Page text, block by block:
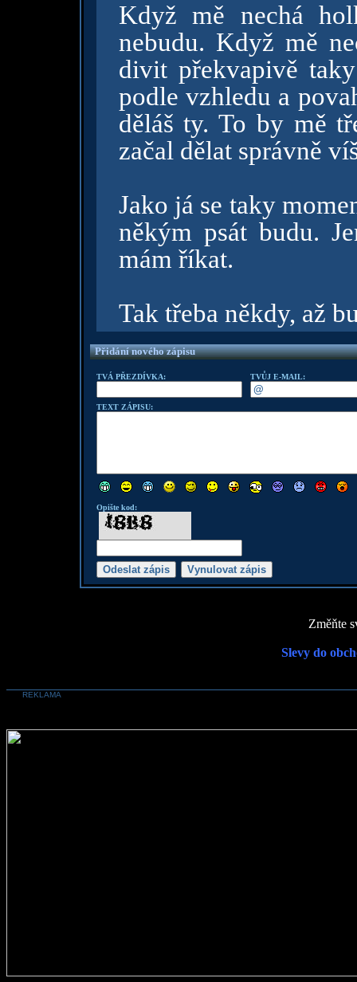
Když mě nechá
nebudu. Když mě
divit překvapivě
podle vzhledu a
děláš ty. To by mě
začal dělat správně
Jako já se taky
někým psát budu.
mám říkat.
Tak třeba někdy, až
Přidání nového zápisu
TVÁ PŘEZDÍVKA: TVŮJ E-MAIL:
TEXT ZÁPISU:
Opište kod:
Změňte
Slevy do
REKLAMA